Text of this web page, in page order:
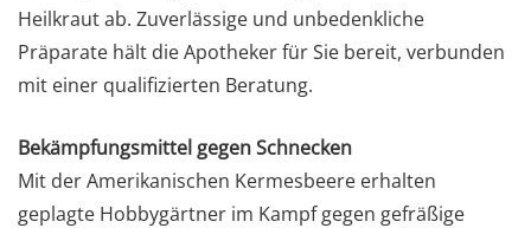
Heilkraut ab. Zuverlässige und unbedenkliche
Präparate hält die Apotheker für Sie bereit, verbunden
mit einer qualifizierten Beratung.
Bekämpfungsmittel gegen Schnecken
Mit der Amerikanischen Kermesbeere erhalten
geplagte Hobbygärtner im Kampf gegen gefräßige